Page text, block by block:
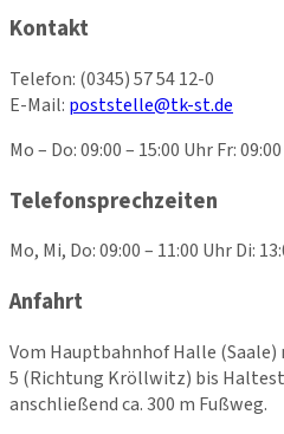
Kontakt
Telefon: (0345) 57 54 12-0
E-Mail: poststelle@tk-st.de
Mo – Do: 09:00 – 15:00 Uhr Fr:
Telefonsprechzeiten
Mo, Mi, Do: 09:00 – 11:00 Uhr Di:
Anfahrt
Vom Hauptbahnhof Halle
5 (Richtung Kröllwitz) bis
anschließend ca. 300 m Fußweg.